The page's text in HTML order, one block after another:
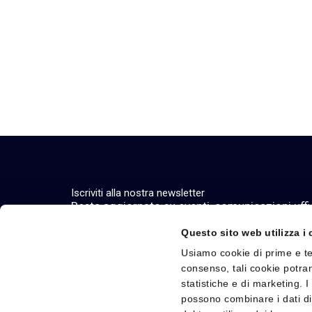
Questo sito web utilizza i
Usiamo cookie di prime e
consenso, tali cookie
statistiche e di marketing.
possono combinare i dati
Iscriviti alla nostra newsletter
Resta aggiornato su eventi, comunicazioni
Tecnologie e
Tecnologie